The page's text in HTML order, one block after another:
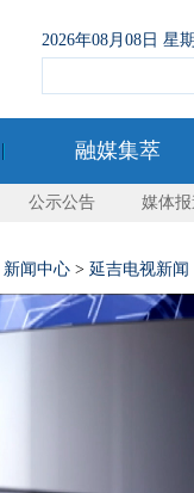
2026年08月08日 星
融媒集萃
公示公告 媒体
新闻中心 > 延吉电视新闻